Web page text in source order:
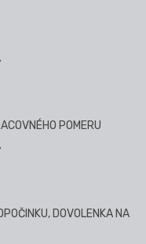
POMERU
DOVOLENKA NA